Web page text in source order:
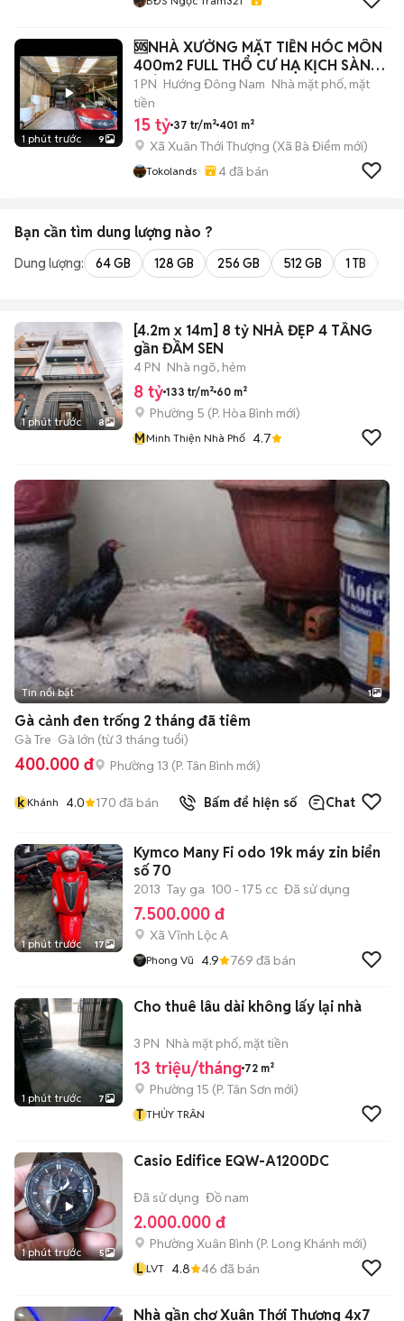
1 phút trước 9
🆘NHÀ XƯỞNG MẶT TIỀN HÓC MÔN
400m2 FULL THỔ CƯ HẠ KỊCH SÀN
CHỈ 15T❌TL
1 PN Hướng Đông Nam Nhà mặt phố, mặt
tiền
15 tỷ 37 tr/m² 401 m²
Xã Xuân Thới Thượng (Xã Bà Điểm mới)
Tokolands 4đã bán
Bạn cần tìm dung lượng nào ?
Dung lượng: 64 GB 128 GB 256 GB 512 GB 1 TB
1 phút trước 8
[4.2m x 14m] 8 tỷ NHÀ ĐẸP 4 TẦNG
gần ĐẦM SEN
4 PN Nhà ngõ, hẻm
8 tỷ 133 tr/m² 60 m²
Phường 5 (P. Hòa Bình mới)
MMinh Thiện Nhà Phố 4.7
Tin nổi bật 1
Gà cảnh đen trống 2 tháng đã tiêm
Gà Tre Gà lớn (từ 3 tháng tuổi)
400.000 đ Phường 13 (P. Tân Bình mới)
k Khánh 4.0 170 đã bán Bấm để hiện số Chat
1 phút trước 17
Kymco Many Fi odo 19k máy zin biển
số 70
2013 Tay ga 100 - 175 cc Đã sử dụng
7.500.000 đ
Xã Vĩnh Lộc A
Phong Vũ 4.9 769 đã bán
1 phút trước 7
Cho thuê lâu dài không lấy lại nhà
3 PN Nhà mặt phố, mặt tiền
13 triệu/tháng 72 m²
Phường 15 (P. Tân Sơn mới)
T THỦY TRÂN
1 phút trước 5
Casio Edifice EQW-A1200DC
Đã sử dụng Đồ nam
2.000.000 đ
Phường Xuân Bình (P. Long Khánh mới)
L LVT 4.8 46 đã bán
Nhà gần chợ Xuân Thới Thượng 4x7